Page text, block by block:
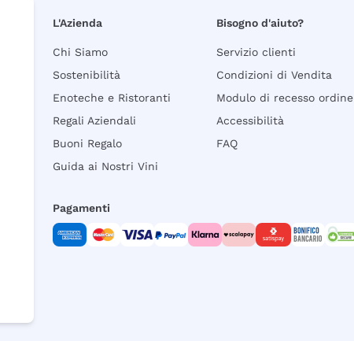
L'Azienda
Chi Siamo
Sostenibilità
Enoteche e Ristoranti
Regali Aziendali
Buoni Regalo
Guida ai Nostri Vini
Bisogno d'aiuto?
Servizio clienti
Condizioni di Vendita
Modulo di recesso ordine
Accessibilità
FAQ
Pagamenti